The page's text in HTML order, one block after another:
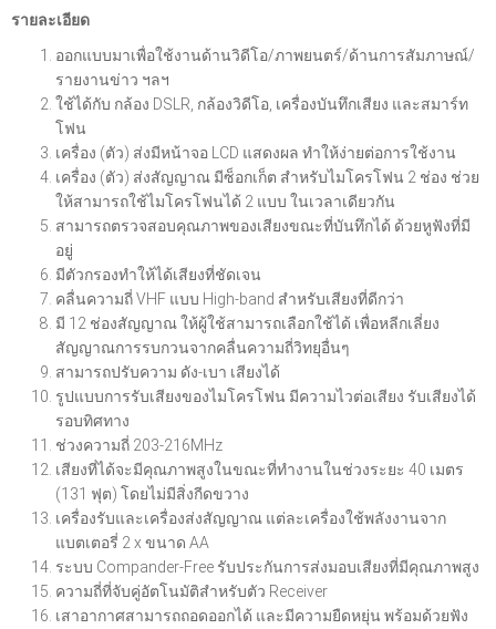
รายละเอียด
ออกแบบมาเพื่อใช้งานด้านวิดีโอ/ภาพยนตร์/ด้านการสัมภาษณ์/
รายงานข่าว ฯลฯ
ใช้ได้กับ กล้อง DSLR, กล้องวิดีโอ, เครื่องบันทึกเสียง และสมาร์ท
โฟน
เครื่อง (ตัว) ส่งมีหน้าจอ LCD แสดงผล ทำให้ง่ายต่อการใช้งาน
เครื่อง (ตัว) ส่งสัญญาณ มีซ็อกเก็ต สำหรับไมโครโฟน 2 ช่อง ช่วย
ให้สามารถใช้ไมโครโฟนได้ 2 แบบ ในเวลาเดียวกัน
สามารถตรวจสอบคุณภาพของเสียงขณะที่บันทึกได้ ด้วยหูฟังที่มี
อยู่
มีตัวกรองทำให้ได้เสียงที่ชัดเจน
คลื่นความถี่ VHF แบบ High-band สำหรับเสียงที่ดีกว่า
มี 12 ช่องสัญญาณ ให้ผู้ใช้สามารถเลือกใช้ได้ เพื่อหลีกเลี่ยง
สัญญาณการรบกวนจากคลื่นความถี่วิทยุอื่นๆ
สามารถปรับความ ดัง-เบา เสียงได้
รูปแบบการรับเสียงของไมโครโฟน มีความไวต่อเสียง รับเสียงได้
รอบทิศทาง
ช่วงความถี่ 203-216MHz
เสียงที่ได้จะมีคุณภาพสูงในขณะที่ทำงานในช่วงระยะ 40 เมตร
(131 ฟุต) โดยไม่มีสิ่งกีดขวาง
เครื่องรับและเครื่องส่งสัญญาณ แต่ละเครื่องใช้พลังงานจาก
แบตเตอรี่ 2 x ขนาด AA
ระบบ Compander-Free รับประกันการส่งมอบเสียงที่มีคุณภาพสูง
ความถี่ที่จับคู่อัตโนมัติสำหรับตัว Receiver
เสาอากาศสามารถถอดออกได้ และมีความยืดหยุ่น พร้อมด้วยฟัง